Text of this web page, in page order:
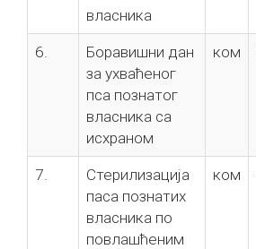
власника
6.
Боравишни дан
за ухваћеног
пса познатог
власника са
исхраном
ком
7.
Стерилизација
паса познатих
власника по
повлашћеним
ком